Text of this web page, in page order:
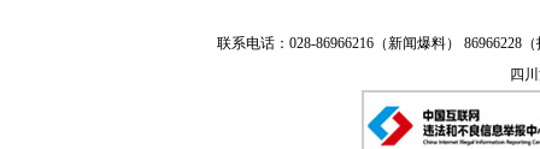
联系电话：028-86966216（新闻爆料） 86966228
四